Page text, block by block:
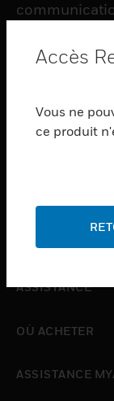
PRODUCTS
toggle view
INDUSTRIES
ASSISTANCE
OÙ ACHETER
ASSISTANCE
Accès
Vous ne
ce produit